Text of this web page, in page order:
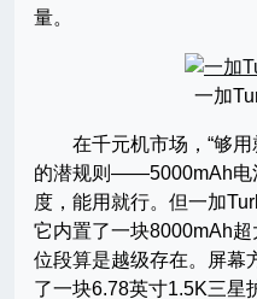
量。
一加
在千元机市场，“够用
的潜规则——5000mAh电
度，能用就行。但一加
它内置了一块8000mAh
位段算是越级存在。屏幕
了一块6.78英寸1.5K三星